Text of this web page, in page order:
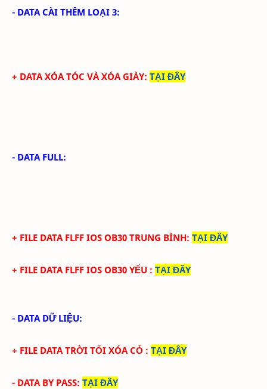
- DATA CÀI THÊM LOẠI 3:
+ DATA XÓA TÓC VÀ XÓA GIÀY: TẠI ĐÂY
- DATA FULL:
+ FILE DATA FLFF IOS OB30 TRUNG BÌNH: TẠI ĐÂY
+ FILE DATA FLFF IOS OB30 YẾU : TẠI ĐÂY
- DATA DỮ LIỆU:
+ FILE DATA TRỜI TỐI XÓA CỎ : TẠI ĐÂY
- DATA BY PASS: TẠI ĐÂY